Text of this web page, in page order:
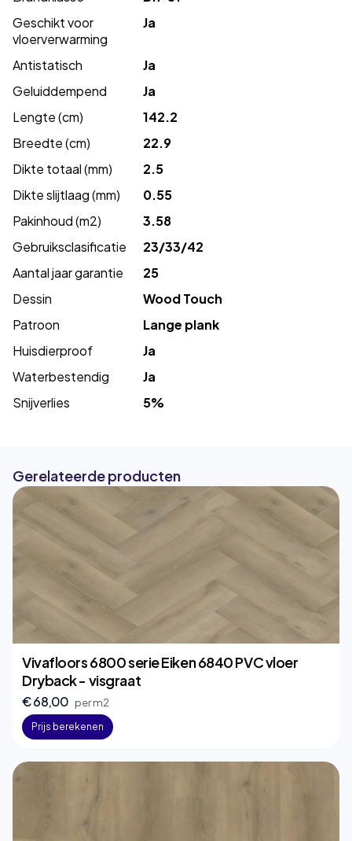
Geschikt voor
vloerverwarming
Ja
Antistatisch
Ja
Geluiddempend
Ja
Lengte (cm)
142.2
Breedte (cm)
22.9
Dikte totaal (mm)
2.5
Dikte slijtlaag (mm)
0.55
Pakinhoud (m2)
3.58
Gebruiksclasificatie
23/33/42
Aantal jaar garantie
25
Dessin
Wood Touch
Patroon
Lange plank
Huisdierproof
Ja
Waterbestendig
Ja
Snijverlies
5%
Gerelateerde producten
Vivafloors 6800 serie Eiken 6840 PVC vloer
Dryback - visgraat
€ 68,00 per m2
Prijs berekenen